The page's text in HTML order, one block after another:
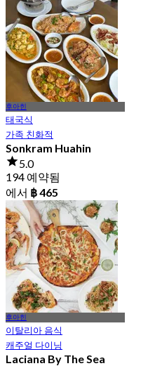
에서฿ 796.66
후아힌
태국식
가족 친화적
Sonkram Huahin
5.0
194 예약됨
에서 ฿ 465
후아힌
이탈리아 음식
캐주얼 다이닝
Laciana By The Sea